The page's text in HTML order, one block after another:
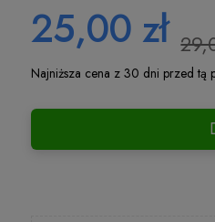
25,00 zł
Najniższa cena z 30 dni przed tą
Jeżeli produkt
niż 30 dni,
cena od